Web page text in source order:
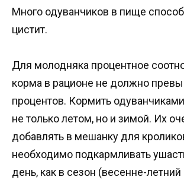
Много одуванчиков в пище
цистит.
Для молодняка процентное
корма в рационе не должно
процентов. Кормить
не только летом, но и зимой. Их
добавлять в мешанку для
необходимо подкармливать
день, как в сезон (весенне-летний